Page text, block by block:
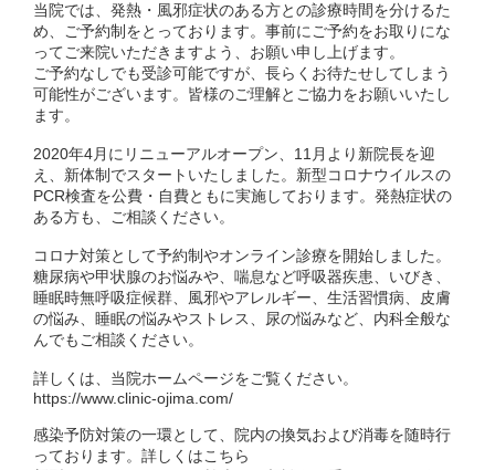
当院では、発熱・風邪症状のある方との診療時間を分けるた
め、ご予約制をとっております。事前にご予約をお取りにな
ってご来院いただきますよう、お願い申し上げます。
ご予約なしでも受診可能ですが、長らくお待たせしてしまう
可能性がございます。皆様のご理解とご協力をお願いいたし
ます。
2020年4月にリニューアルオープン、11月より新院長を迎
え、新体制でスタートいたしました。新型コロナウイルスの
PCR検査を公費・自費ともに実施しております。発熱症状の
ある方も、ご相談ください。
コロナ対策として予約制やオンライン診療を開始しました。
糖尿病や甲状腺のお悩みや、喘息など呼吸器疾患、いびき、
睡眠時無呼吸症候群、風邪やアレルギー、生活習慣病、皮膚
の悩み、睡眠の悩みやストレス、尿の悩みなど、内科全般な
んでもご相談ください。
詳しくは、当院ホームページをご覧ください。
https://www.clinic-ojima.com/
感染予防対策の一環として、院内の換気および消毒を随時行
っております。詳しくはこちら